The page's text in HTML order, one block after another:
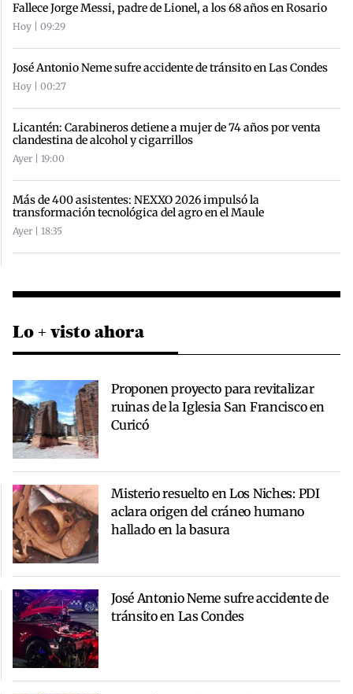
Fallece Jorge Messi, padre de Lionel, a los 68 años en Rosario
Hoy | 09:29
José Antonio Neme sufre accidente de tránsito en Las Condes
Hoy | 00:27
Licantén: Carabineros detiene a mujer de 74 años por venta
clandestina de alcohol y cigarrillos
Ayer | 19:00
Más de 400 asistentes: NEXXO 2026 impulsó la
transformación tecnológica del agro en el Maule
Ayer | 18:35
Lo + visto ahora
Proponen proyecto para revitalizar
ruinas de la Iglesia San Francisco en
Curicó
Misterio resuelto en Los Niches: PDI
aclara origen del cráneo humano
hallado en la basura
José Antonio Neme sufre accidente de
tránsito en Las Condes